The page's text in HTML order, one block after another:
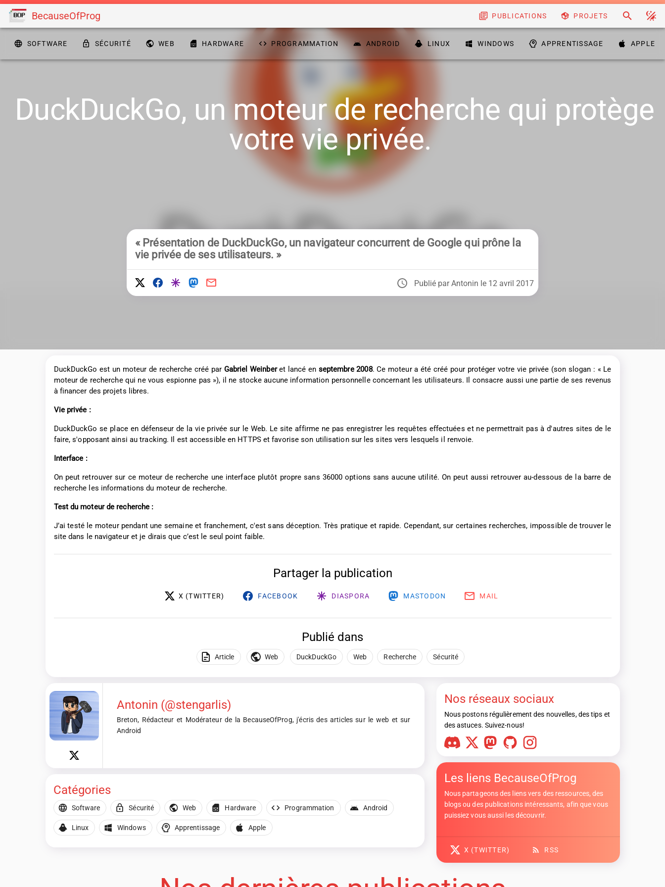
BecauseOfProg PUBLICATIONS PROJETS
SOFTWARE SÉCURITÉ WEB HARDWARE PROGRAMMATION ANDROID LINUX WINDOWS APPRENTISSAGE APPLE
DuckDuckGo, un moteur de recherche qui protège
votre vie privée.
« Présentation de DuckDuckGo, un navigateur concurrent de Google qui prône la
vie privée de ses utilisateurs. »
Publié par Antonin le 12 avril 2017
DuckDuckGo est un moteur de recherche créé par Gabriel Weinberet lancé en septembre 2008. Ce moteur a été créé pour protéger votre vie privée (son slogan : « Le
moteur de recherche qui ne vous espionne pas »), il ne stocke aucune information personnelle concernant les utilisateurs. Il consacre aussi une partie de ses revenus
à financer des projets libres.
Vie privée :
DuckDuckGo se place en défenseur de la vie privée sur le Web. Le site affirme ne pas enregistrer les requêtes effectuées et ne permettrait pas à d'autres sites de le
faire, s'opposant ainsi au tracking. Il est accessible en HTTPS et favorise son utilisation sur les sites vers lesquels il renvoie.
Interface :
On peut retrouver sur ce moteur de recherche une interface plutôt propre sans 36000 options sans aucune utilité. On peut aussi retrouver au-dessous de la barre de
recherche les informations du moteur de recherche.
Test du moteur de recherche :
J’ai testé le moteur pendant une semaine et franchement, c'est sans déception. Très pratique et rapide. Cependant, sur certaines recherches, impossible de trouver le
site dans le navigateur et je dirais que c’est le seul point faible.
Partager la publication
X (TWITTER) FACEBOOK DIASPORA MASTODON MAIL
Publié dans
Article Web DuckDuckGo Web Recherche Sécurité
Antonin (@stengarlis)
Breton, Rédacteur et Modérateur de la BecauseOfProg, j'écris des articles sur le web et sur
Android
Catégories
Software Sécurité Web Hardware Programmation Android
Linux Windows Apprentissage Apple
Nos réseaux sociaux
Nous postons régulièrement des nouvelles, des tips et
des astuces. Suivez-nous!
Les liens BecauseOfProg
Nous partageons des liens vers des ressources, des
blogs ou des publications intéressants, afin que vous
puissiez vous aussi les découvrir.
X (TWITTER) RSS